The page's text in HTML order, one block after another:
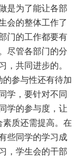
是为了能让各部
会的整体工作了
门的工作都要有
尽管各部门的分
，共同进步的。
参与性还有待加
学，要针对不同
学的参与度，让
质还需提高。在
些同学的学习成
，学生会的干部